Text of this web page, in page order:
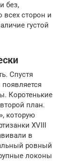
без,
всех сторон и
густой
Спустя
Коротенькие
план.
которую
XVIII
в
ровный
локоны